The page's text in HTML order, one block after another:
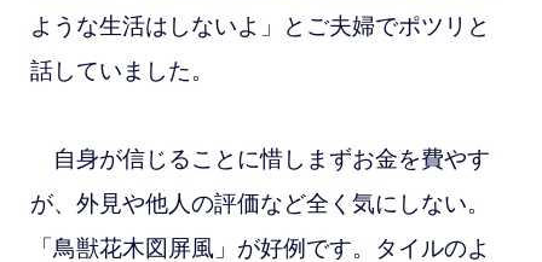
ような生活はしないよ」とご夫婦でポツリと
話していました。
自身が信じることに惜しまずお金を費やす
が、外見や他人の評価など全く気にしない。
「鳥獣花木図屏風」が好例です。タイルのよ